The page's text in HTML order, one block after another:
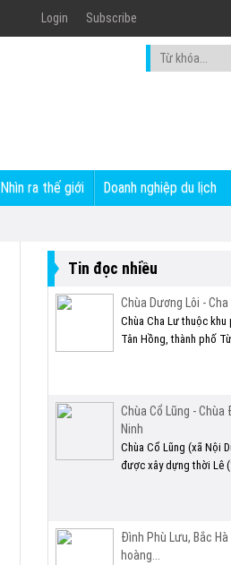
Login Subscribe
Nhìn ra thế giới Doanh nghiệp du lịch
Tin đọc nhiều
Chùa Dương Lôi -
Chùa Cha Lư thuộc
Tân Hồng, thành phố
Chùa Cổ Lũng - Chùa
Ninh
Chùa Cổ Lũng (xã Nội
được xây dựng thời Lê
Đình Phù Lưu, Bắc
hoàng...